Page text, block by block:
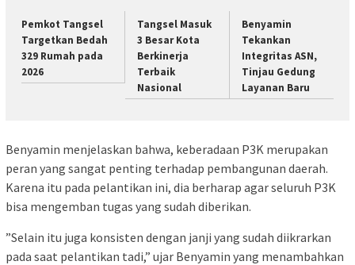
Pemkot Tangsel
Targetkan Bedah
329 Rumah pada
2026
Tangsel Masuk
3 Besar Kota
Berkinerja
Terbaik
Nasional
Benyamin
Tekankan
Integritas ASN,
Tinjau Gedung
Layanan Baru
Benyamin menjelaskan bahwa, keberadaan P3K merupakan
peran yang sangat penting terhadap pembangunan daerah.
Karena itu pada pelantikan ini, dia berharap agar seluruh P3K
bisa mengemban tugas yang sudah diberikan.
”Selain itu juga konsisten dengan janji yang sudah diikrarkan
pada saat pelantikan tadi,” ujar Benyamin yang menambahkan